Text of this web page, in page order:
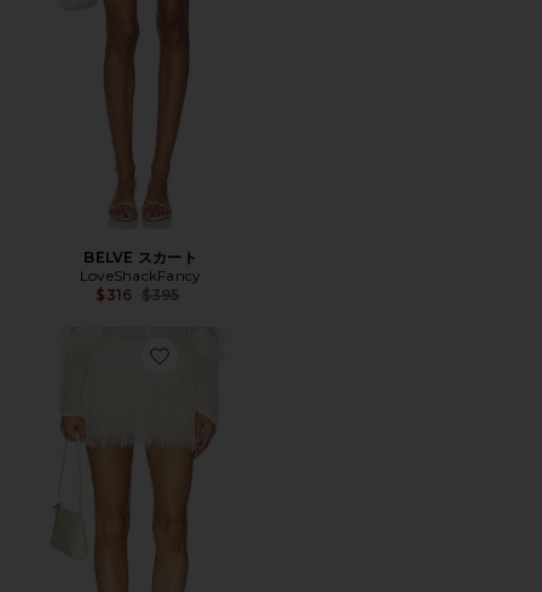
BELVE スカート
LoveShackFancy
$316 Previous price:
$395
Favorite REIKA スカート